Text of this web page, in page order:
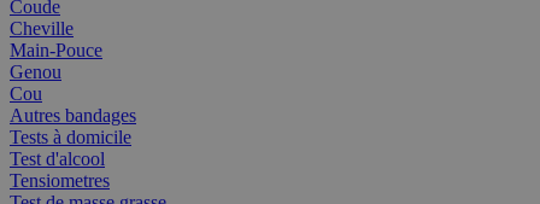
Coude
Cheville
Main-Pouce
Genou
Cou
Autres bandages
Tests à domicile
Test d'alcool
Tensiometres